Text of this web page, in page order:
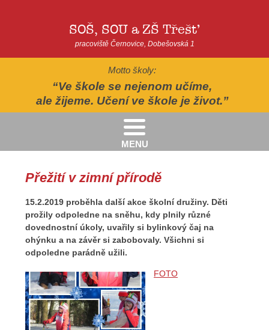
MENU
Motto školy:
Ve škole se nejenom učíme,
ale žijeme. Učení ve škole je život.
SOŠ, SOU a ZŠ Třešť
pracoviště Černovice, Dobešovská 1
Přežití v zimní přírodě
15.2.2019 proběhla další akce školní družiny. Děti
prožily odpoledne na sněhu, kdy plnily různé
dovednostní úkoly, uvařily si bylinkový čaj na
ohýnku a na závěr si zabobovaly. Všichni si
odpoledne parádně užili.
FOTO